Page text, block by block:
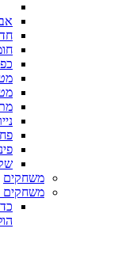
משחקים
משחקים